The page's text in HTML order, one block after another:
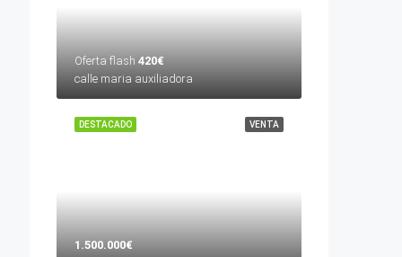
Oferta flash 420€
calle maria auxiliadora
VENTA
DESTACADO
1.500.000€